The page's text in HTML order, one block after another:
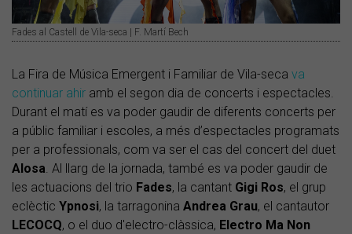
Fades al Castell de Vila-seca | F. Martí Bech
La Fira de Música Emergent i Familiar de Vila-seca va
continuar ahir amb el segon dia de concerts i espectacles.
Durant el matí es va poder gaudir de diferents concerts per
a públic familiar i escoles, a més d’espectacles programats
per a professionals, com va ser el cas del concert del duet
Alosa. Al llarg de la jornada, també es va poder gaudir de
les actuacions del trio Fades, la cantant Gigi Ros, el grup
eclèctic Ypnosi, la tarragonina Andrea Grau, el cantautor
LECOCQ, o el duo d'electro-clàssica, Electro Ma Non